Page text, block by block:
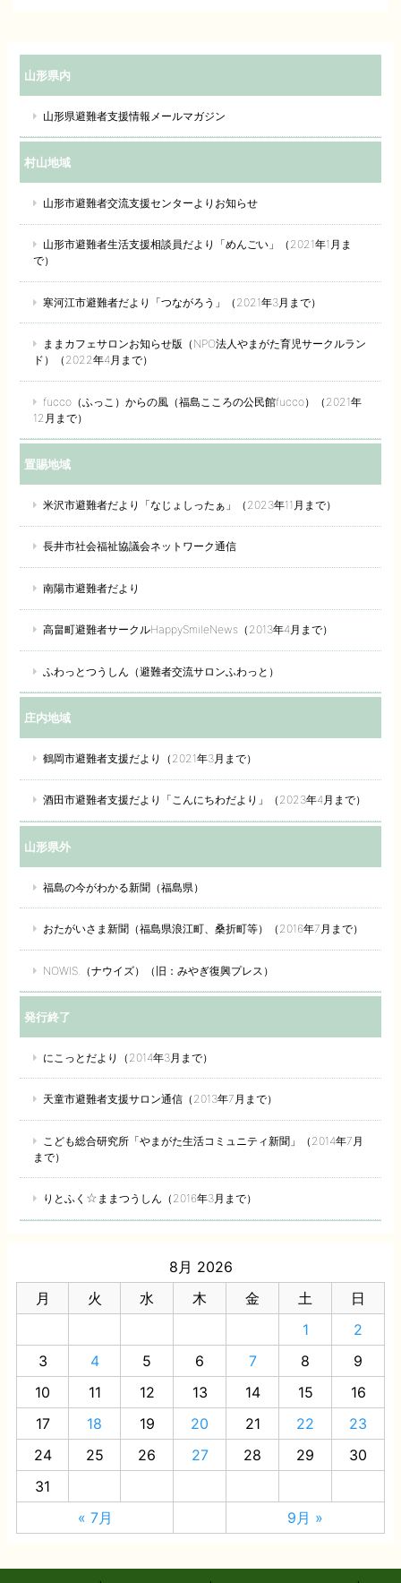
山形県内
山形県避難者支援情報メールマガジン
村山地域
山形市避難者交流支援センターよりお知らせ
山形市避難者生活支援相談員だより「めんごい」（2021年1月ま
で）
寒河江市避難者だより「つながろう」（2021年3月まで）
ままカフェサロンお知らせ版（NPO法人やまがた育児サークルラン
ド）（2022年4月まで）
fucco（ふっこ）からの風（福島こころの公民館fucco）（2021年
12月まで）
置賜地域
米沢市避難者だより「なじょしったぁ」（2023年11月まで）
長井市社会福祉協議会ネットワーク通信
南陽市避難者だより
高畠町避難者サークルHappySmileNews（2013年4月まで）
ふわっとつうしん（避難者交流サロンふわっと）
庄内地域
鶴岡市避難者支援だより（2021年3月まで）
酒田市避難者支援だより「こんにちわだより」（2023年4月まで）
山形県外
福島の今がわかる新聞（福島県）
おたがいさま新聞（福島県浪江町、桑折町等）（2016年7月まで）
NOWIS.（ナウイズ）（旧：みやぎ復興プレス）
発行終了
にこっとだより（2014年3月まで）
天童市避難者支援サロン通信（2013年7月まで）
こども総合研究所「やまがた生活コミュニティ新聞」（2014年7月
まで）
りとふく☆ままつうしん（2016年3月まで）
8月 2026
月
火 水 木 金 土
日
1
2
3
4 5 6 7 8
9
10
11 12 13 14 15
16
17
18 19 20 21 22
23
24
25 26 27 28 29
30
31
« 7月
9月 »